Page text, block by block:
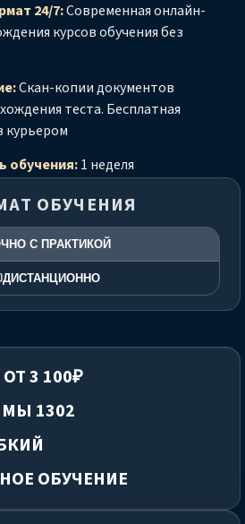
24/7:Современная онлайн-
курсов обучения без
Скан-копии документов
теста. Бесплатная
курьером
обучения:1 неделя
ОБУЧЕНИЯ
С ПРАКТИКОЙ
ДИСТАНЦИОННО
3 100₽
1302
ОБУЧЕНИЕ